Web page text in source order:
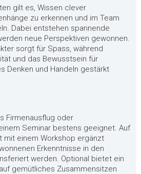
gilt es, Wissen clever
zu erkennen und im Team
Dabei entstehen spannende
neue Perspektiven gewonnen.
sorgt für Spass, während
und das Bewusstsein für
Denken und Handeln gestärkt
Firmenausflug oder
Seminar bestens geeignet. Auf
mit einem Workshop ergänzt
Erkenntnisse in den
werden. Optional bietet ein
gemütliches Zusammensitzen